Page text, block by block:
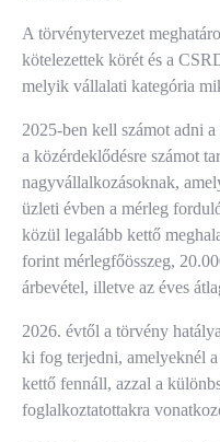
A törvénytervezet
kötelezettek körét és a
melyik vállalati kategória
2025-ben kell számot adni
a közérdeklődésre számot
nagyvállalkozásoknak,
üzleti évben a mérleg
közül legalább kettő
forint mérlegfőösszeg,
árbevétel, illetve az éves
2026. évtől a törvény
ki fog terjedni, amelyeknél
kettő fennáll, azzal a
foglalkoztatottakra